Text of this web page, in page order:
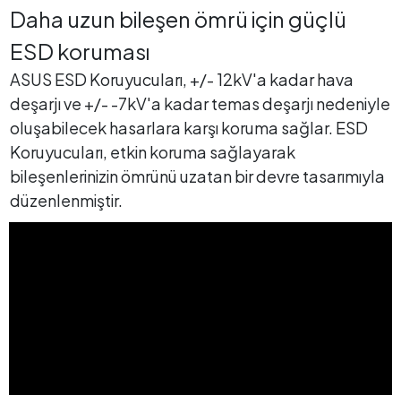
Daha uzun bileşen ömrü için güçlü
ESD koruması
ASUS ESD Koruyucuları, +/- 12kV'a kadar hava
deşarjı ve +/- -7kV'a kadar temas deşarjı nedeniyle
oluşabilecek hasarlara karşı koruma sağlar. ESD
Koruyucuları, etkin koruma sağlayarak
bileşenlerinizin ömrünü uzatan bir devre tasarımıyla
düzenlenmiştir.